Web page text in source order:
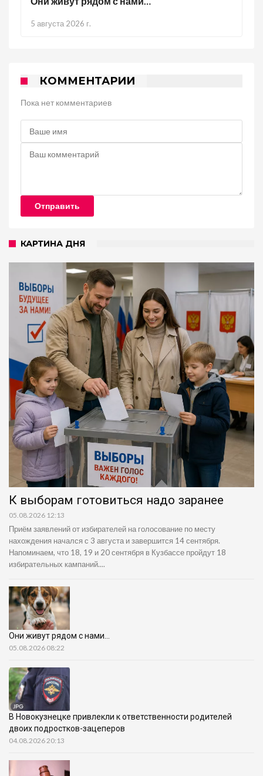
5 августа 2026 г.
КОММЕНТАРИИ
Пока нет комментариев
Отправить
КАРТИНА ДНЯ
К выборам готовиться надо заранее
05.08.2026 12:13
Приём заявлений от избирателей на голосование по месту
нахождения начался с 3 августа и завершится 14 сентября.
Напоминаем, что 18, 19 и 20 сентября в Кузбассе пройдут 18
избирательных кампаний....
Они живут рядом с нами…
05.08.2026 08:22
В Новокузнецке привлекли к ответственности родителей
двоих подростков-зацеперов
04.08.2026 20:13